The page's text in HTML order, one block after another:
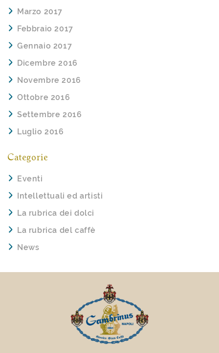
Marzo 2017
Febbraio 2017
Gennaio 2017
Dicembre 2016
Novembre 2016
Ottobre 2016
Settembre 2016
Luglio 2016
Categorie
Eventi
Intellettuali ed artisti
La rubrica dei dolci
La rubrica del caffè
News